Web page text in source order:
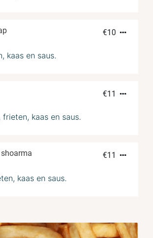
€10
kaas en saus.
€11
frieten, kaas en saus.
€11
kaas en saus.